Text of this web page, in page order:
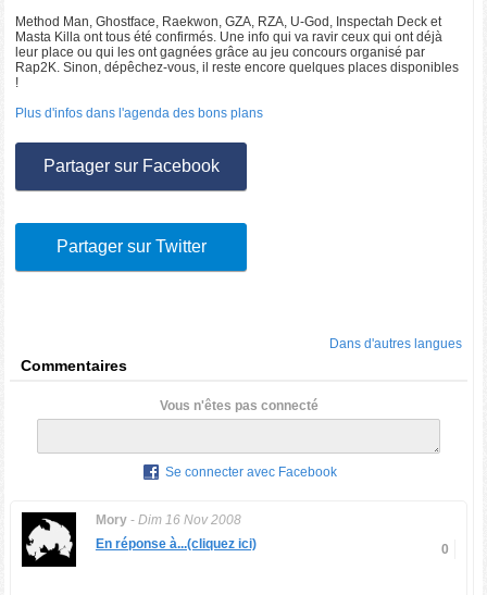
Method Man, Ghostface, Raekwon, GZA, RZA, U-God, Inspectah Deck et
Masta Killa ont tous été confirmés. Une info qui va ravir ceux qui ont déjà
leur place ou qui les ont gagnées grâce au jeu concours organisé par
Rap2K. Sinon, dépêchez-vous, il reste encore quelques places disponibles
!
Plus d'infos dans l'agenda des bons plans
Partager sur Facebook
Partager sur Twitter
Dans d'autres langues
Commentaires
Vous n'êtes pas connecté
Se connecter avec Facebook
Mory- Dim 16 Nov 2008
0
En réponse à...(cliquez ici)